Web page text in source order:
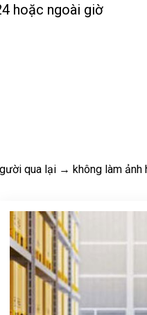
hoặc ngoài giờ
qua lại → không làm ảnh